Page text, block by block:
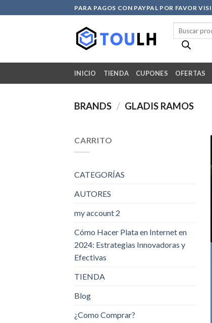
to
PARA PAGOS CON PAYPAL POR FAVOR
productos
INICIO TIENDA CUPONES OFERTAS
BRANDS / GLADIS RAMOS
CARRITO
CATEGORÍAS
AUTORES
my account 2
Cómo Hacer Plata en Internet en
2024: Estrategias Innovadoras y
Efectivas
TIENDA
Blog
¿Como Comprar?